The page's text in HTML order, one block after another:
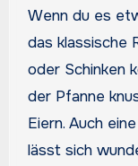
Wenn du es
das klassische
oder Schinken
der Pfanne
Eiern. Auch
lässt sich